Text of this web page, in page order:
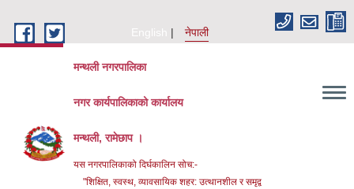
English
नेपाली
मन्थली नगरपालिका
नगर कार्यपालिकाको कार्यालय
मन्थली, रामेछाप ।
यस नगरपालिकाको दिर्घकालिन सोच:-
"शिक्षित, स्वस्थ, व्यावसायिक शहर: उत्थानशील र समृद्व